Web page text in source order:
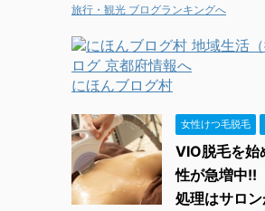
旅行・観光 ブログランキングへ
にほんブログ村
女性けつ毛脱毛
VIO脱毛を
性が急増中!!
処理はサロ